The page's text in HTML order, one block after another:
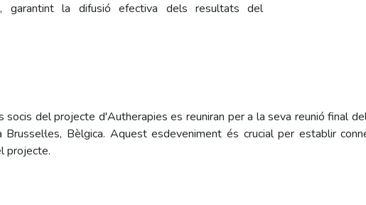
garantint la difusió efectiva dels resultats del
del projecte d'Autherapies es reuniran per a la seva reunió final
Brussel·les, Bèlgica. Aquest esdeveniment és crucial per establir
projecte.